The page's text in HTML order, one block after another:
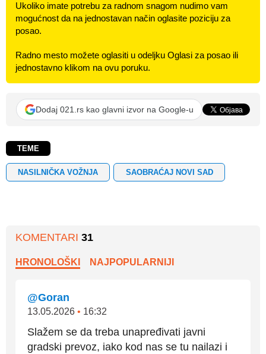
Ukoliko imate potrebu za radnom snagom nudimo vam
mogućnost da na jednostavan način oglasite poziciju za
posao.
Radno mesto možete oglasiti u odeljku Oglasi za posao ili
jednostavno klikom na ovu poruku.
Dodaj 021.rs kao glavni izvor na Google-u
TEME
NASILNIČKA VOŽNJA SAOBRAĆAJ NOVI SAD
KOMENTARI 31
HRONOLOŠKI NAJPOPULARNIJI
@Goran
13.05.2026 • 16:32
Slažem se da treba unapređivati javni
gradski prevoz, iako kod nas se tu nailazi i